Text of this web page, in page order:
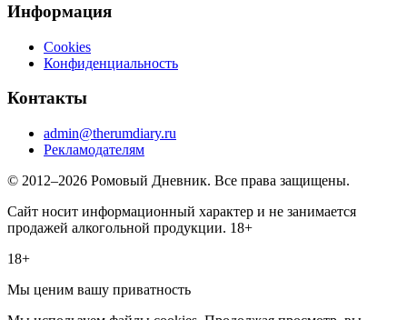
Информация
Cookies
Конфиденциальность
Контакты
admin@therumdiary.ru
Рекламодателям
© 2012–2026 Ромовый Дневник. Все права защищены.
Сайт носит информационный характер и не занимается
продажей алкогольной продукции. 18+
18+
Мы ценим вашу приватность